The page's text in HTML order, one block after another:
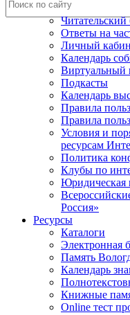
Ответы на
Личный
Календарь
Виртуальный
Подкасты
Календарь
Правила
Правила
Условия и
ресурсам
Политика
Клубы по
Юридическая
Россия»
Ресурсы
Каталоги
Электронная
Память
Календарь
Книжные
Online тест